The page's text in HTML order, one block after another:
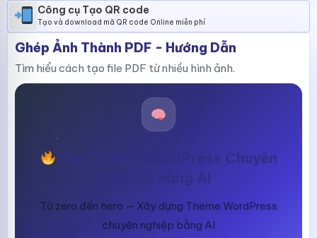
Công cụ Tạo QR code
Tạo và download mã QR code Online miễn phí
Ghép Ảnh Thành PDF - Hướng Dẫn
Tìm hiểu cách tạo file PDF từ nhiều hình ảnh.
Tạo Theme WordPress Chuyên
nghiệp bằng AI
Từ zero đến hero — Xây dựng Theme WordPress
chuyên nghiệp bằng AI